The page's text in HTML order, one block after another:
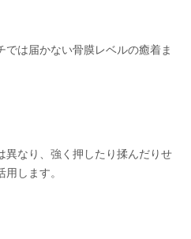
は届かない骨膜レベルの癒着ま
異なり、強く押したり揉んだりせ
します。